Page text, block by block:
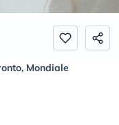
Mondiale